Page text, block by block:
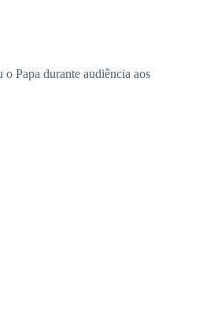
Papa durante audiência aos